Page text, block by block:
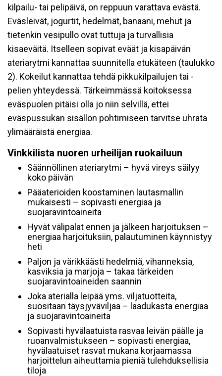
kilpailu- tai pelipäivä, on reppuun varattava evästä.
Eväsleivät, jogurtit, hedelmät, banaani, mehut ja
tietenkin vesipullo ovat tuttuja ja turvallisia
kisaeväitä. Itselleen sopivat eväät ja kisapäivän
ateriarytmi kannattaa suunnitella etukäteen (taulukko
2). Kokeilut kannattaa tehdä pikkukilpailujen tai -
pelien yhteydessä. Tärkeimmässä koitoksessa
eväspuolen pitäisi olla jo niin selvillä, ettei
eväspussukan sisällön pohtimiseen tarvitse uhrata
ylimääräistä energiaa.
Vinkkilista nuoren urheilijan ruokailuun
Säännöllinen ateriarytmi – hyvä vireys säilyy
koko päivän
Pääaterioiden koostaminen lautasmallin
mukaisesti – sopivasti energiaa ja
suojaravintoaineita
Hyvät välipalat ennen ja jälkeen harjoituksen –
energiaa harjoituksiin, palautuminen käynnistyy
heti
Paljon ja värikkäästi hedelmiä, vihanneksia,
kasviksia ja marjoja – takaa tärkeiden
suojaravintoaineiden saannin
Joka aterialla leipää yms. viljatuotteita,
suositaan täysjyväviljaa – laadukasta energiaa
ja suojaravintoaineita
Sopivasti hyvälaatuista rasvaa leivän päälle ja
ruoanvalmistukseen – sopivasti energiaa,
hyvälaatuiset rasvat mukana korjaamassa
harjoittelun aiheuttamia pieniä tulehduksellisia
tiloja